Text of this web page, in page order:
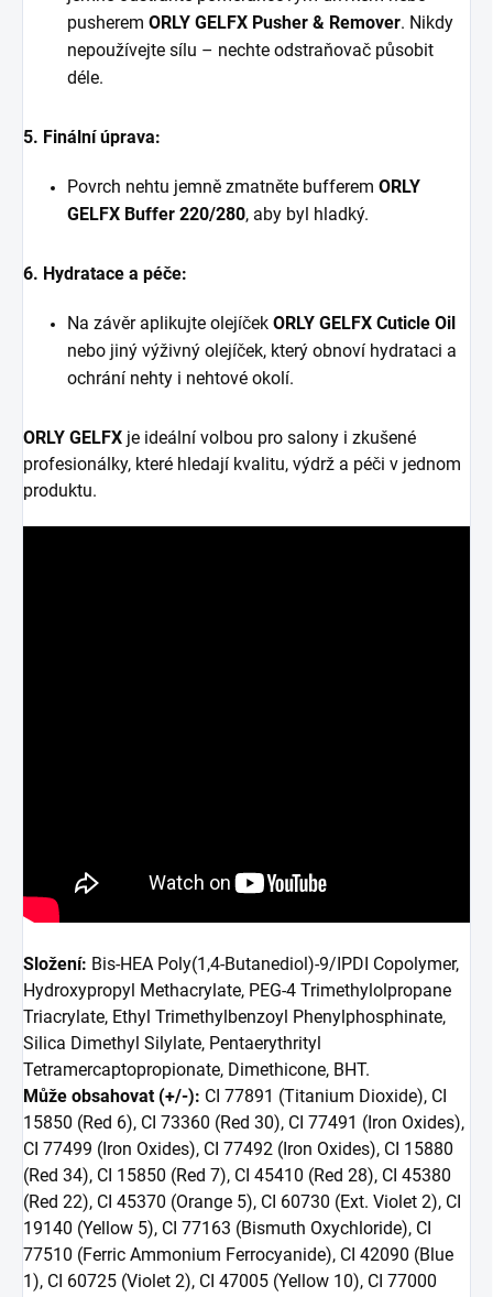
pusherem ORLY GELFX Pusher & Remover. Nikdy
nepoužívejte sílu – nechte odstraňovač působit
déle.
5. Finální úprava:
Povrch nehtu jemně zmatněte bufferem ORLY
GELFX Buffer 220/280, aby byl hladký.
6. Hydratace a péče:
Na závěr aplikujte olejíček ORLY GELFX Cuticle Oil
nebo jiný výživný olejíček, který obnoví hydrataci a
ochrání nehty i nehtové okolí.
ORLY GELFX je ideální volbou pro salony i zkušené
profesionálky, které hledají kvalitu, výdrž a péči v jednom
produktu.
Složení: Bis-HEA Poly(1,4-Butanediol)-9/IPDI Copolymer,
Hydroxypropyl Methacrylate, PEG-4 Trimethylolpropane
Triacrylate, Ethyl Trimethylbenzoyl Phenylphosphinate,
Silica Dimethyl Silylate, Pentaerythrityl
Tetramercaptopropionate, Dimethicone, BHT.
Může obsahovat (+/-): CI 77891 (Titanium Dioxide), CI
15850 (Red 6), CI 73360 (Red 30), CI 77491 (Iron Oxides),
CI 77499 (Iron Oxides), CI 77492 (Iron Oxides), CI 15880
(Red 34), CI 15850 (Red 7), CI 45410 (Red 28), CI 45380
(Red 22), CI 45370 (Orange 5), CI 60730 (Ext. Violet 2), CI
19140 (Yellow 5), CI 77163 (Bismuth Oxychloride), CI
77510 (Ferric Ammonium Ferrocyanide), CI 42090 (Blue
1), CI 60725 (Violet 2), CI 47005 (Yellow 10), CI 77000